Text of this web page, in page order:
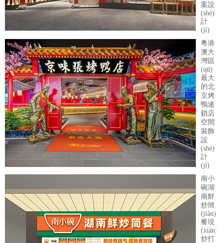
案設
(shè)
計
(jì)
粵港
澳大
灣區
(qū)
最大
的北
京烤
鴨連
鎖店
空間
裝飾
設
(shè)
計
(jì)
南小
碗湖
南鮮
炒簡
(jiǎn)
餐現
(xiàn)
炒打